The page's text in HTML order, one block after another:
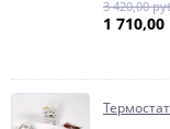
3 420,00
1 710,00